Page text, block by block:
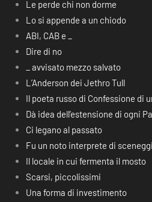
Le perde chi non dorme
Lo si appende a un chiodo
ABI, CAB e _
Dire di no
_ avvisato mezzo salvato
L’Anderson dei Jethro Tull
Il poeta russo di Confessione di
Dà idea dell’estensione di ogni
Ci legano al passato
Fu un noto interprete di
Il locale in cui fermenta il mosto
Scarsi, piccolissimi
Una forma di investimento